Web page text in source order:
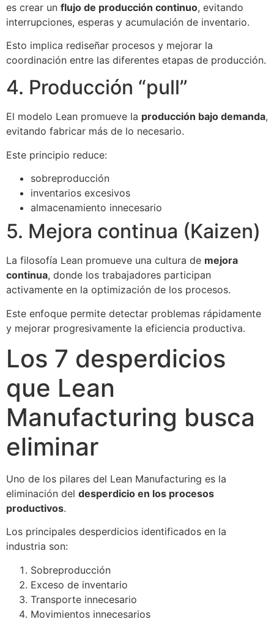
es crear un flujo de producción continuo, evitando
interrupciones, esperas y acumulación de inventario.
Esto implica rediseñar procesos y mejorar la
coordinación entre las diferentes etapas de producción.
4. Producción “pull”
El modelo Lean promueve la producción bajo demanda,
evitando fabricar más de lo necesario.
Este principio reduce:
sobreproducción
inventarios excesivos
almacenamiento innecesario
5. Mejora continua (Kaizen)
La filosofía Lean promueve una cultura de mejora
continua, donde los trabajadores participan
activamente en la optimización de los procesos.
Este enfoque permite detectar problemas rápidamente
y mejorar progresivamente la eficiencia productiva.
Los 7 desperdicios
que Lean
Manufacturing busca
eliminar
Uno de los pilares del Lean Manufacturing es la
eliminación del desperdicio en los procesos
productivos.
Los principales desperdicios identificados en la
industria son:
Sobreproducción
Exceso de inventario
Transporte innecesario
Movimientos innecesarios